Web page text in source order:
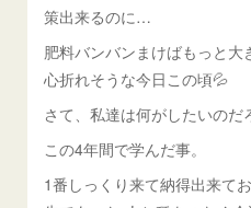
策出来るのに…
肥料バンバンまけばもっと
心折れそうな今日この頃💦
さて、私達は何がしたいのだ
この4年間で学んだ事。
1番しっくり来て納得出来て